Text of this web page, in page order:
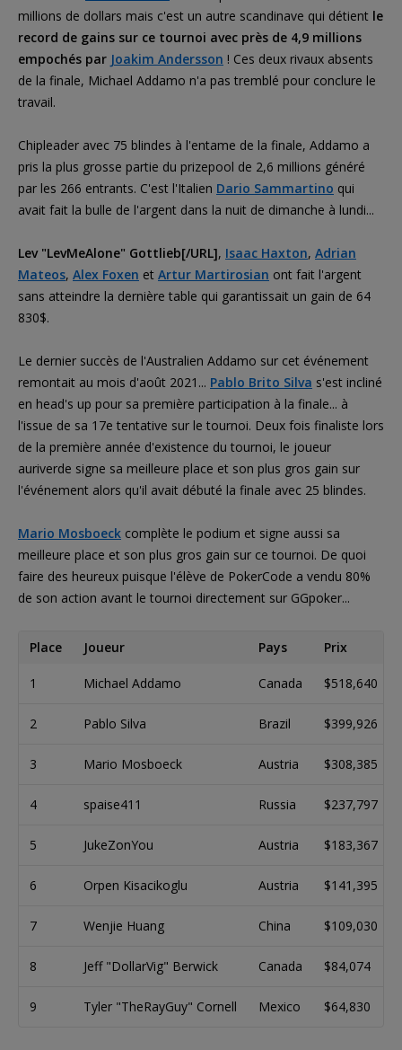
millions de dollars mais c'est un autre scandinave qui détient le
record de gains sur ce tournoi avec près de 4,9 millions
empochés par Joakim Andersson ! Ces deux rivaux absents
de la finale, Michael Addamo n'a pas tremblé pour conclure le
travail.
Chipleader avec 75 blindes à l'entame de la finale, Addamo a
pris la plus grosse partie du prizepool de 2,6 millions généré
par les 266 entrants. C'est l'Italien Dario Sammartino qui
avait fait la bulle de l'argent dans la nuit de dimanche à lundi...
Lev "LevMeAlone" Gottlieb[/URL], Isaac Haxton, Adrian
Mateos, Alex Foxen et Artur Martirosian ont fait l'argent
sans atteindre la dernière table qui garantissait un gain de 64
830$.
Le dernier succès de l'Australien Addamo sur cet événement
remontait au mois d'août 2021... Pablo Brito Silva s'est incliné
en head's up pour sa première participation à la finale... à
l'issue de sa 17e tentative sur le tournoi. Deux fois finaliste lors
de la première année d'existence du tournoi, le joueur
auriverde signe sa meilleure place et son plus gros gain sur
l'événement alors qu'il avait débuté la finale avec 25 blindes.
Mario Mosboeck complète le podium et signe aussi sa
meilleure place et son plus gros gain sur ce tournoi. De quoi
faire des heureux puisque l'élève de PokerCode a vendu 80%
de son action avant le tournoi directement sur GGpoker...
Place Joueur Pays Prix
1 Michael Addamo Canada $518,640
2 Pablo Silva Brazil $399,926
3 Mario Mosboeck Austria $308,385
4 spaise411 Russia $237,797
5 JukeZonYou Austria $183,367
6 Orpen Kisacikoglu Austria $141,395
7 Wenjie Huang China $109,030
8 Jeff "DollarVig" Berwick Canada $84,074
9 Tyler "TheRayGuy" Cornell Mexico $64,830